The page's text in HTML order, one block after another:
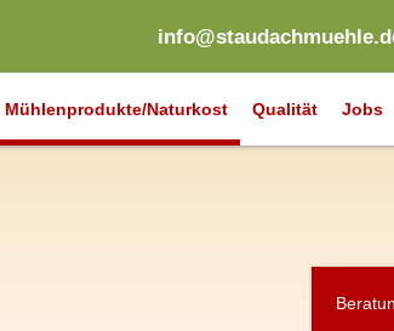
Mühlenprodukte/Naturkost Qualität Jobs